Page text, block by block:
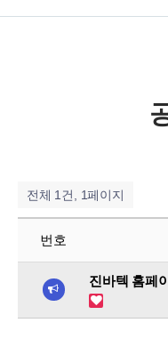
전체 1 건, 1페이지
번호
진바텍 홈페